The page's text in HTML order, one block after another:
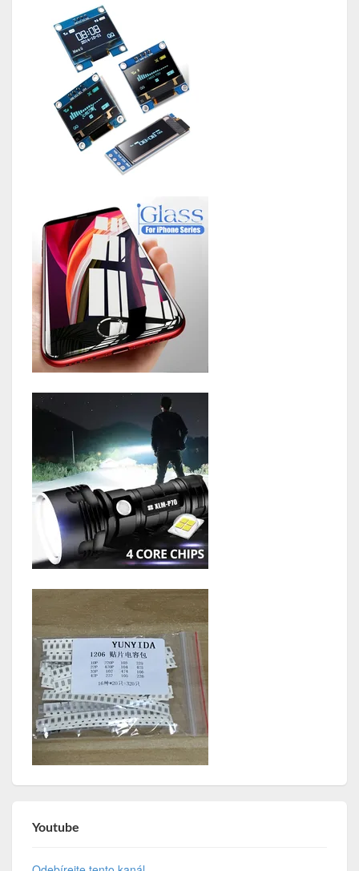
Youtube